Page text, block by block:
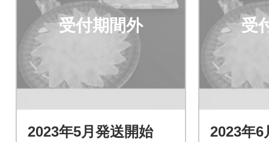
受付期間外
2023年5月発送開始
受
2023年6